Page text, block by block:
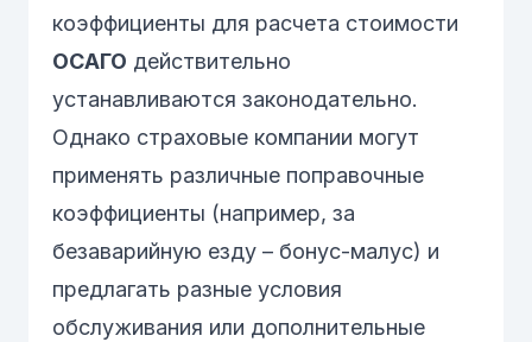
коэффициенты для расчета стоимости
ОСАГО действительно
устанавливаются законодательно.
Однако страховые компании могут
применять различные поправочные
коэффициенты (например, за
безаварийную езду – бонус-малус) и
предлагать разные условия
обслуживания или дополнительные